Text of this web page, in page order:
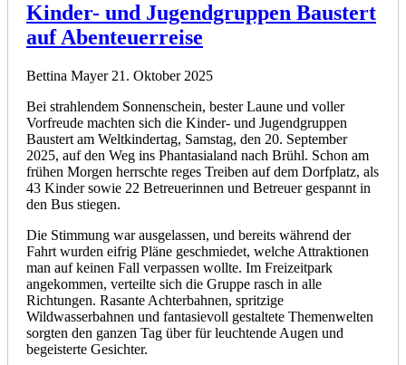
Kinder- und Jugendgruppen Baustert
auf Abenteuerreise
Bettina Mayer 21. Oktober 2025
Bei strahlendem Sonnenschein, bester Laune und voller
Vorfreude machten sich die Kinder- und Jugendgruppen
Baustert am Weltkindertag, Samstag, den 20. September
2025, auf den Weg ins Phantasialand nach Brühl. Schon am
frühen Morgen herrschte reges Treiben auf dem Dorfplatz, als
43 Kinder sowie 22 Betreuerinnen und Betreuer gespannt in
den Bus stiegen.
Die Stimmung war ausgelassen, und bereits während der
Fahrt wurden eifrig Pläne geschmiedet, welche Attraktionen
man auf keinen Fall verpassen wollte. Im Freizeitpark
angekommen, verteilte sich die Gruppe rasch in alle
Richtungen. Rasante Achterbahnen, spritzige
Wildwasserbahnen und fantasievoll gestaltete Themenwelten
sorgten den ganzen Tag über für leuchtende Augen und
begeisterte Gesichter.